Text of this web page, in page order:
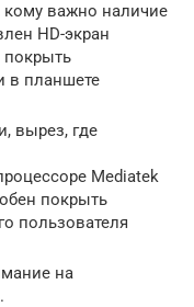
кому важно наличие
HD-экран
в планшете
вырез, где
Mediatek
покрыть
пользователя
на